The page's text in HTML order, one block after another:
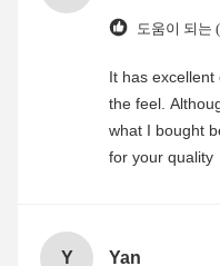
도움이 되는
It has excellent
the feel.
what I bought
for your quality
Y Yan